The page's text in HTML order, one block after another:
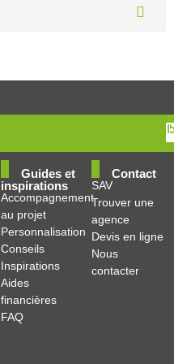
Guides et
inspirations
Accompagnement
au projet
Personnalisation
Conseils
Inspirations
Aides
financières
FAQ
Contact
SAV
Trouver une
agence
Devis en ligne
Nous
contacter